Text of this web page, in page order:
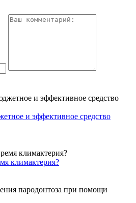
и эффективное средство
климактерия?